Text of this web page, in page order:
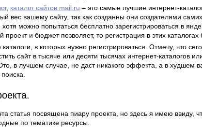
, каталог сайтов mail.ru – это самые лучшие интернет-
вес вашему сайту, так как созданны они создателями
хотя можно попытаться бесплатно зарегистрироваться в
проект и бюджет позволяет, то регистрация в этих каталогах
в которых нужно регистрироваться. Отмечу, что
сайт в тысяче или десяти тысячах интернет-каталогов
в лучшем случае, не даст никакого эффекта, а в худшем
статья посвящена пиару проекта, но здесь я имею
по тематике ресурсы.